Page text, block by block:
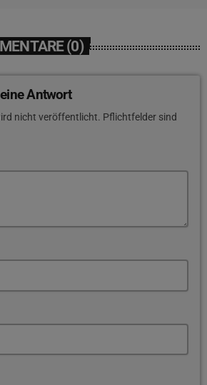
(0)
Antwort
nicht veröffentlicht. Pflichtfelder sind